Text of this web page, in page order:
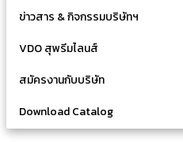
ข่าวสาร & กิจกรรมบริษัทฯ
VDO สุพรีมไลนส์
สมัครงานกับบริษัท
Download Catalog